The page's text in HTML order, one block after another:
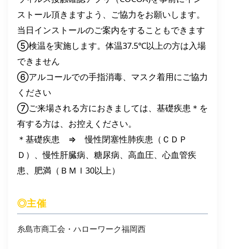
ストール頂きますよう、ご協力をお願いします。
当日インストールのご案内をすることもできます
⑤検温を実施します。体温37.5℃以上の方は入場
できません
⑥アルコールでの手指消毒、マスク着用にご協力
ください
⑦ご来場される方におきましては、基礎疾患＊を
有する方は、お控えください。
＊基礎疾患 ⇒ 慢性閉塞性肺疾患（ＣＤＰ
Ｄ）、慢性肝臓病、糖尿病、高血圧、心血管疾
患、肥満（ＢＭＩ30以上）
◎主催
糸島市商工会・ハローワーク福岡西